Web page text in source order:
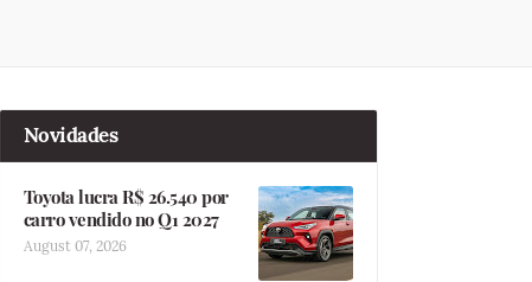
Novidades
Toyota lucra R$ 26.540 por
carro vendido no Q1 2027
August 07, 2026